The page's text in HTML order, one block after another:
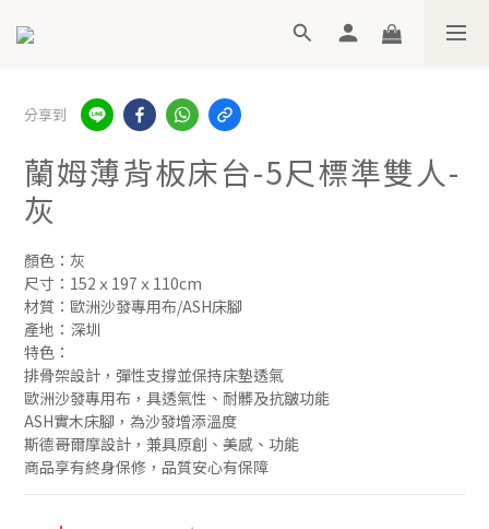
分享到
蘭姆薄背板床台-5尺標準雙人-
灰
顏色：灰
尺寸：152ｘ197ｘ110cm
材質：歐洲沙發專用布/ASH床腳
產地：深圳
特色：
排骨架設計，彈性支撐並保持床墊透氣
歐洲沙發專用布，具透氣性、耐髒及抗皺功能
ASH實木床腳，為沙發增添溫度
斯德哥爾摩設計，兼具原創、美感、功能
商品享有終身保修，品質安心有保障